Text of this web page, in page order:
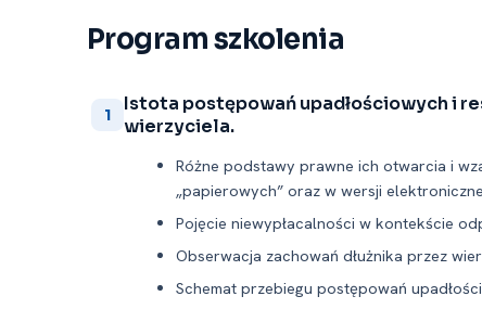
Program szkolenia
1
Istota postępowań upadłościowych i
wierzyciela.
Różne podstawy prawne ich otwarcia i
„papierowych” oraz w wersji
Pojęcie niewypłacalności w kontekście
Obserwacja zachowań dłużnika przez
Schemat przebiegu postępowań